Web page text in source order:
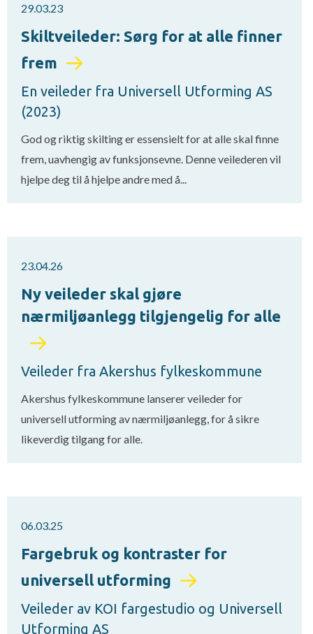
29.03.23
Skiltveileder: Sørg for at alle finner
frem
En veileder fra Universell Utforming AS
(2023)
God og riktig skilting er essensielt for at alle skal finne
frem, uavhengig av funksjonsevne. Denne veilederen vil
hjelpe deg til å hjelpe andre med å...
23.04.26
Ny veileder skal gjøre
nærmiljøanlegg tilgjengelig for alle
Veileder fra Akershus fylkeskommune
Akershus fylkeskommune lanserer veileder for
universell utforming av nærmiljøanlegg, for å sikre
likeverdig tilgang for alle.
06.03.25
Fargebruk og kontraster for
universell utforming
Veileder av KOI fargestudio og Universell
Utforming AS